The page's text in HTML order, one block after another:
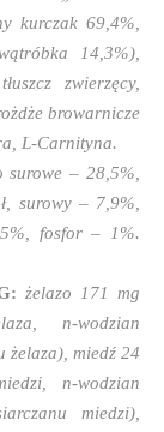
kurczak 69,4%,
14,3%),
zwierzęcy,
browarnicze
L-Carnityna.
surowe – 28,5%,
surowy – 7,9%,
fosfor – 1%.
żelazo 171 mg
n-wodzian
żelaza), miedź 24
n-wodzian
miedzi),